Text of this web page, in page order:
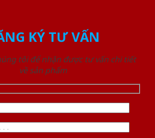
KÝ TƯ VẤN
tôi để nhận được tư vấn chi tiết
về sản phẩm